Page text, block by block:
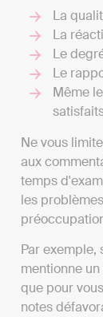
La
La
Le
Le
Même
Ne vous
aux
temps
les
Par exemple,
mentionne
que pour
notes